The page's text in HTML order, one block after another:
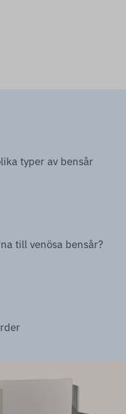
typer av bensår
till venösa bensår?